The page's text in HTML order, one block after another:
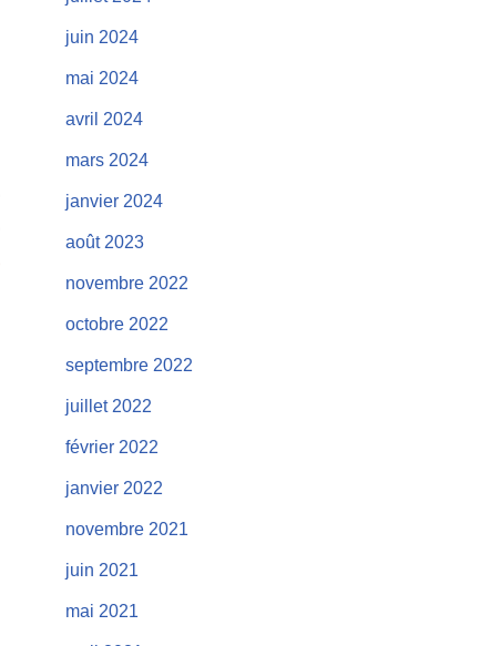
juin 2024
mai 2024
avril 2024
mars 2024
janvier 2024
août 2023
novembre 2022
octobre 2022
septembre 2022
juillet 2022
février 2022
janvier 2022
novembre 2021
juin 2021
mai 2021